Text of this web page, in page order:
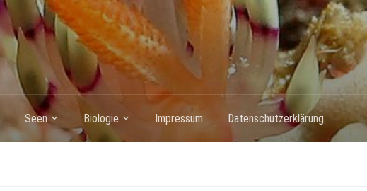
Seen Biologie Impressum Datenschutzerklärung